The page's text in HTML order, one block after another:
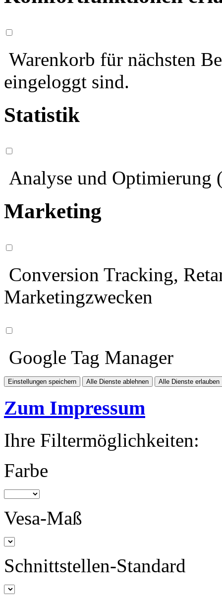
Warenkorb für nächsten
eingeloggt sind.
Statistik
Analyse und Optimierung
Marketing
Conversion Tracking,
Marketingzwecken
Google Tag Manager
Einstellungen speichern Alle Dienste ablehnen Alle Dienste erlauben
Zum Impressum
Ihre Filtermöglichkeiten:
Farbe
Vesa-Maß
Schnittstellen-Standard